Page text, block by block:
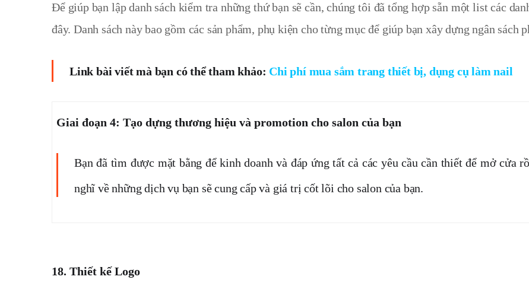
Để giúp bạn lập danh sách kiểm tra những thứ bạn sẽ cần, chúng tôi đã tổng hợp sẵn một list các
đây. Danh sách này bao gồm các sản phẩm, phụ kiện cho từng mục để giúp bạn xây dựng ngân sách
Link bài viết mà bạn có thể tham khảo: Chi phí mua sắm trang thiết bị, dụng cụ làm nail
Giai đoạn 4: Tạo dựng thương hiệu và promotion cho salon của bạn
Bạn đã tìm được mặt bằng để kinh doanh và đáp ứng tất cả các yêu cầu cần thiết để mở cửa
nghĩ về những dịch vụ bạn sẽ cung cấp và giá trị cốt lõi cho salon của bạn.
18. Thiết kế Logo